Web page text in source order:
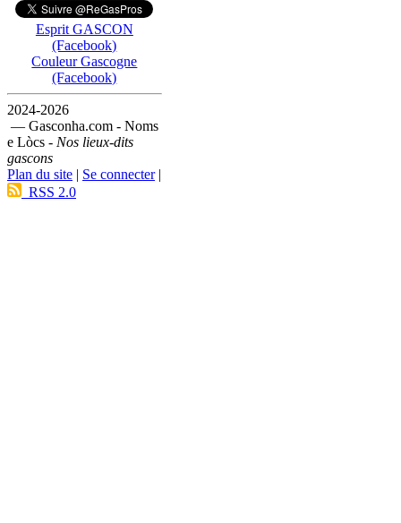
Esprit GASCON
(Facebook)
Couleur Gascogne
(Facebook)
2024-2026
— Gasconha.com - Noms
e Lòcs - Nos lieux-dits
gascons
Plan du site | Se connecter|
RSS 2.0